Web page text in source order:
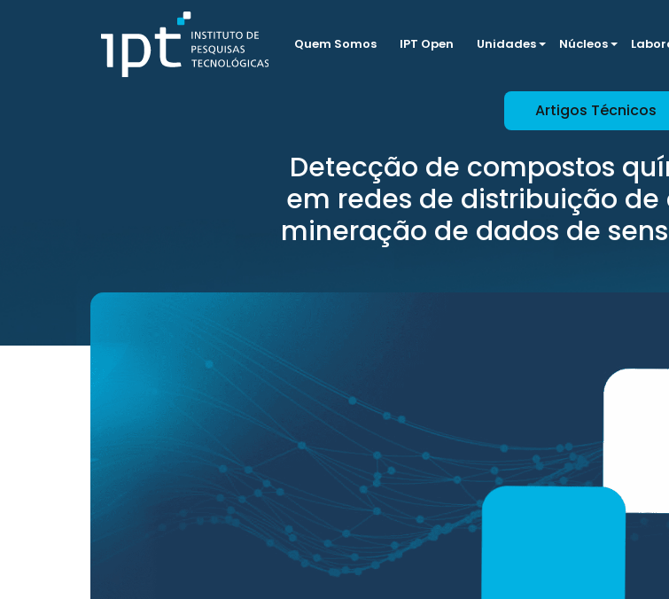
Quem Somos IPT Open Unidades Núcleos
Artigos Técnicos
Detecção de compostos
em redes de distribuição
mineração de dados de